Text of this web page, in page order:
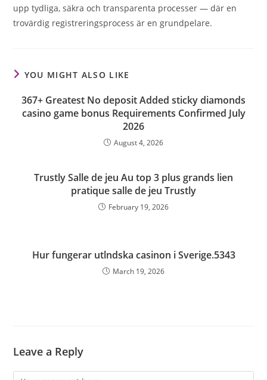
upp tydliga, säkra och transparenta processer — där en
trovärdig registreringsprocess är en grundpelare.
YOU MIGHT ALSO LIKE
367+ Greatest No deposit Added sticky diamonds
casino game bonus Requirements Confirmed July
2026
August 4, 2026
Trustly Salle de jeu Au top 3 plus grands lien
pratique salle de jeu Trustly
February 19, 2026
Hur fungerar utlndska casinon i Sverige.5343
March 19, 2026
Leave a Reply